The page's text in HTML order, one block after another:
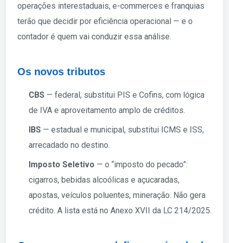
operações interestaduais, e-commerces e franquias
terão que decidir por eficiência operacional — e o
contador é quem vai conduzir essa análise.
Os novos tributos
CBS — federal, substitui PIS e Cofins, com lógica
de IVA e aproveitamento amplo de créditos.
IBS — estadual e municipal, substitui ICMS e ISS,
arrecadado no destino.
Imposto Seletivo — o “imposto do pecado”:
cigarros, bebidas alcoólicas e açucaradas,
apostas, veículos poluentes, mineração. Não gera
crédito. A lista está no Anexo XVII da LC 214/2025.